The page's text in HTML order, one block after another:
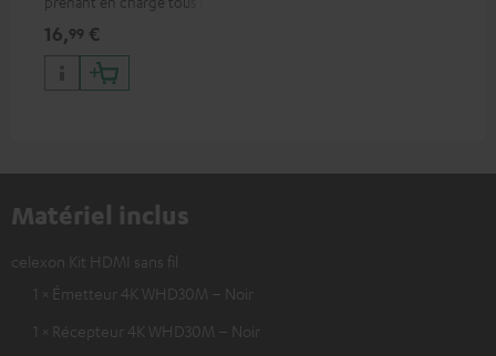
50/60p et 4K 3D
16,99 €
Matériel inclus
celexon Kit HDMI sans fil
1 × Émetteur 4K WHD30M – Noir
1 × Récepteur 4K WHD30M – Noir